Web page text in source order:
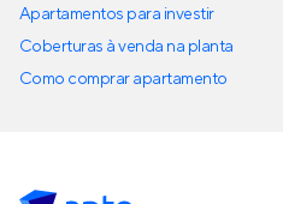
Apartamentos para investir
Coberturas à venda na planta
Como comprar apartamento